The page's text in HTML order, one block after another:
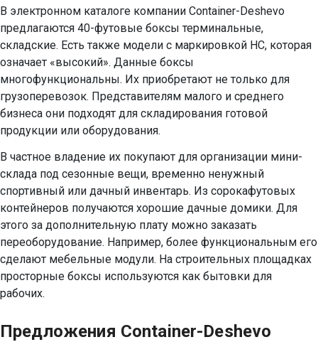
В электронном каталоге компании Container-Deshevo
предлагаются 40-футовые боксы терминальные,
складские. Есть также модели с маркировкой НС, которая
означает «высокий». Данные боксы
многофункциональны. Их приобретают не только для
грузоперевозок. Представителям малого и среднего
бизнеса они подходят для складирования готовой
продукции или оборудования.
В частное владение их покупают для организации мини-
склада под сезонные вещи, временно ненужный
спортивный или дачный инвентарь. Из сорокафутовых
контейнеров получаются хорошие дачные домики. Для
этого за дополнительную плату можно заказать
переоборудование. Например, более функциональным его
сделают мебельные модули. На строительных площадках
просторные боксы используются как бытовки для
рабочих.
Предложения Container-Deshevo